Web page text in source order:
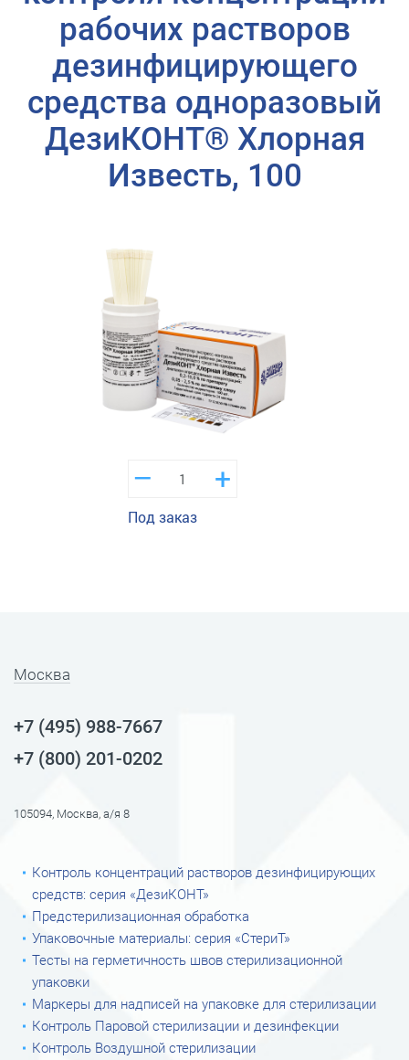
рабочих растворов
дезинфицирующего
средства одноразовый
ДезиКОНТ® Хлорная
Известь, 100
+
–
Под заказ
Москва
+7 (495) 988-7667
+7 (800) 201-0202
105094, Москва, а/я 8
Контроль концентраций растворов дезинфицирующих
средств: серия «ДезиКОНТ»
Предстерилизационная обработка
Упаковочные материалы: серия «СтериТ»
Тесты на герметичность швов стерилизационной
упаковки
Маркеры для надписей на упаковке для стерилизации
Контроль Паровой стерилизации и дезинфекции
Контроль Воздушной стерилизации